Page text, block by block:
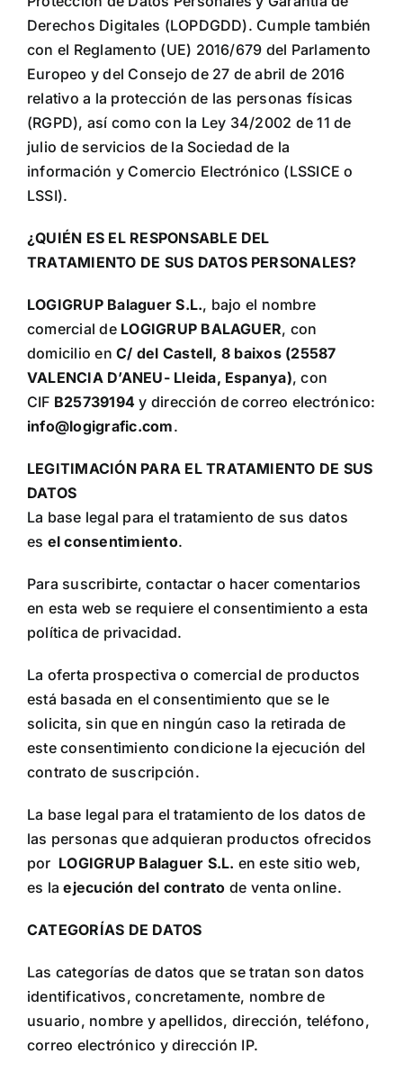
Derechos Digitales (LOPDGDD). Cumple también
con el Reglamento (UE) 2016/679 del Parlamento
Europeo y del Consejo de 27 de abril de 2016
relativo a la protección de las personas físicas
(RGPD), así como con la Ley 34/2002 de 11 de
julio de servicios de la Sociedad de la
información y Comercio Electrónico (LSSICE o
LSSI).
¿QUIÉN ES EL RESPONSABLE DEL
TRATAMIENTO DE SUS DATOS PERSONALES?
LOGIGRUP Balaguer S.L., bajo el nombre
comercial de LOGIGRUP BALAGUER, con
domicilio enC/ del Castell, 8 baixos (25587
VALENCIA D’ANEU- Lleida, Espanya), con
CIF B25739194 y dirección de correo electrónico:
info@logigrafic.com.
LEGITIMACIÓN PARA EL TRATAMIENTO DE SUS
DATOS
La base legal para el tratamiento de sus datos
es el consentimiento.
Para suscribirte, contactar o hacer comentarios
en esta web se requiere el consentimiento a esta
política de privacidad.
La oferta prospectiva o comercial de productos
está basada en el consentimiento que se le
solicita, sin que en ningún caso la retirada de
este consentimiento condicione la ejecución del
contrato de suscripción.
La base legal para el tratamiento de los datos de
las personas que adquieran productos ofrecidos
por LOGIGRUP Balaguer S.L. en este sitio web,
es laejecución del contrato de venta online.
CATEGORÍAS DE DATOS
Las categorías de datos que se tratan son datos
identificativos, concretamente, nombre de
usuario, nombre y apellidos, dirección, teléfono,
correo electrónico y dirección IP.